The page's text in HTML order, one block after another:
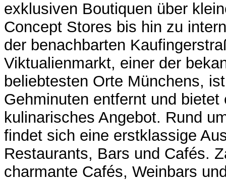
exklusiven Boutiquen über
Concept Stores bis hin zu
der benachbarten
Viktualienmarkt, einer der
beliebtesten Orte Münchens,
Gehminuten entfernt und bietet
kulinarisches Angebot. Rund
findet sich eine erstklassige
Restaurants, Bars und Cafés.
charmante Cafés, Weinbars